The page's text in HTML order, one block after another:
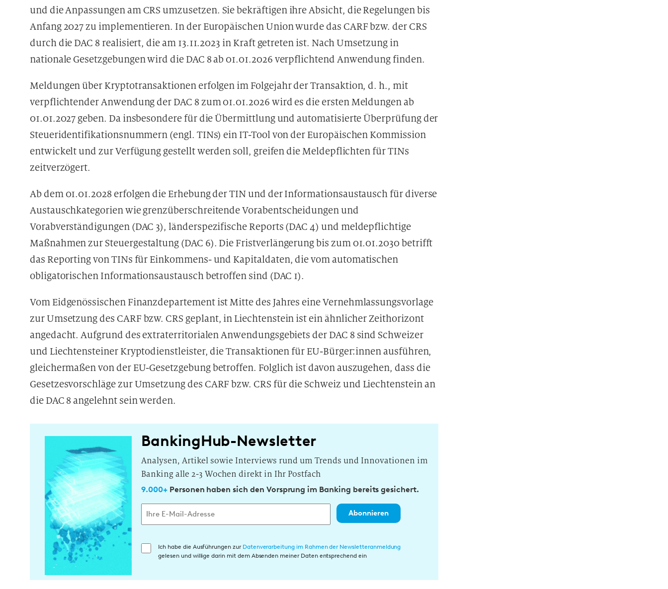
und die Anpassungen am CRS umzusetzen. Sie bekräftigen ihre Absicht, die Regelungen bis
Anfang 2027 zu implementieren. In der Europäischen Union wurde das CARF bzw. der CRS
durch die DAC 8 realisiert, die am 13.11.2023 in Kraft getreten ist. Nach Umsetzung in
nationale Gesetzgebungen wird die DAC 8 ab 01.01.2026 verpflichtend Anwendung finden.
Meldungen über Kryptotransaktionen erfolgen im Folgejahr der Transaktion, d. h., mit
verpflichtender Anwendung der DAC 8 zum 01.01.2026 wird es die ersten Meldungen ab
01.01.2027 geben. Da insbesondere für die Übermittlung und automatisierte Überprüfung der
Steueridentifikationsnummern (engl. TINs) ein IT-Tool von der Europäischen Kommission
entwickelt und zur Verfügung gestellt werden soll, greifen die Meldepflichten für TINs
zeitverzögert.
Ab dem 01.01.2028 erfolgen die Erhebung der TIN und der Informationsaustausch für diverse
Austauschkategorien wie grenzüberschreitende Vorabentscheidungen und
Vorabverständigungen (DAC 3), länderspezifische Reports (DAC 4) und meldepflichtige
Maßnahmen zur Steuergestaltung (DAC 6). Die Fristverlängerung bis zum 01.01.2030 betrifft
das Reporting von TINs für Einkommens- und Kapitaldaten, die vom automatischen
obligatorischen Informationsaustausch betroffen sind (DAC 1).
Vom Eidgenössischen Finanzdepartement ist Mitte des Jahres eine Vernehmlassungsvorlage
zur Umsetzung des CARF bzw. CRS geplant, in Liechtenstein ist ein ähnlicher Zeithorizont
angedacht. Aufgrund des extraterritorialen Anwendungsgebiets der DAC 8 sind Schweizer
und Liechtensteiner Kryptodienstleister, die Transaktionen für EU-Bürger:innen ausführen,
gleichermaßen von der EU-Gesetzgebung betroffen. Folglich ist davon auszugehen, dass die
Gesetzesvorschläge zur Umsetzung des CARF bzw. CRS für die Schweiz und Liechtenstein an
die DAC 8 angelehnt sein werden.
BankingHub-Newsletter
Analysen, Artikel sowie Interviews rund um Trends und Innovationen im
Banking alle 2-3 Wochen direkt in Ihr Postfach
9.000+Personen haben sich den Vorsprung im Banking bereits gesichert.
Abonnieren
E
Ich habe die Ausführungen zur Datenverarbeitung im Rahmen der Newsletteranmeldung
gelesen und willige darin mit dem Absenden meiner Daten entsprechend ein